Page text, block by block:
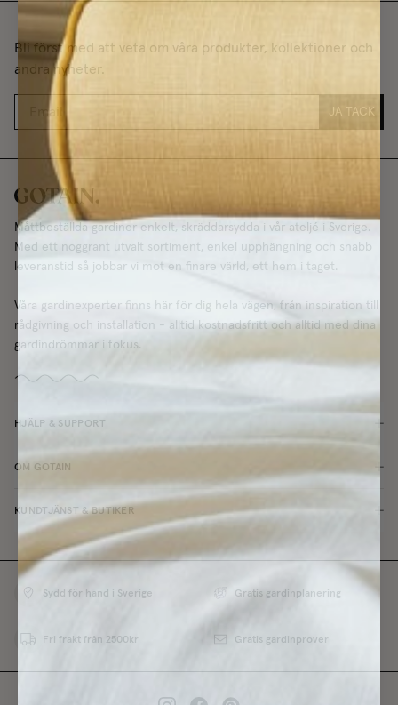
Bli först med att veta om våra produkter, kollektioner och
andra nyheter.
JA TACK
Måttbeställda gardiner enkelt, skräddarsydda i vår ateljé i Sverige.
Med ett noggrant utvalt sortiment, enkel upphängning och snabb
leveranstid så jobbar vi mot en finare värld, ett hem i taget.
Våra gardinexperter finns här för dig hela vägen, från inspiration till
rådgivning och installation - alltid kostnadsfritt och alltid med dina
gardindrömmar i fokus.
HJÄLP & SUPPORT
OM GOTAIN
KUNDTJÄNST & BUTIKER
Sydd för hand i Sverige Gratis gardinplanering
Fri frakt från 2500kr Gratis gardinprover